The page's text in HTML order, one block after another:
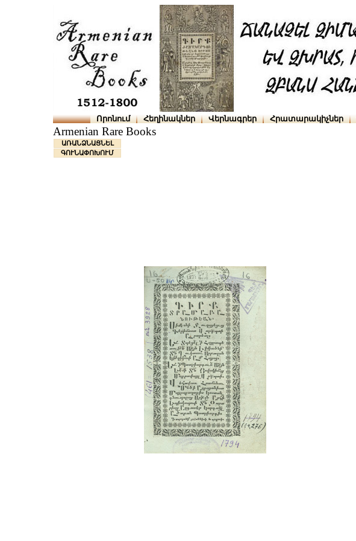
Որոնում Հեղինակներ Վերնագրեր Հրատարակիչներ
Armenian Rare Books
ԱՌԱՆՁՆԱՑՆԵԼ
ԳՈՒՆԱՓՈԽՈՒՄ